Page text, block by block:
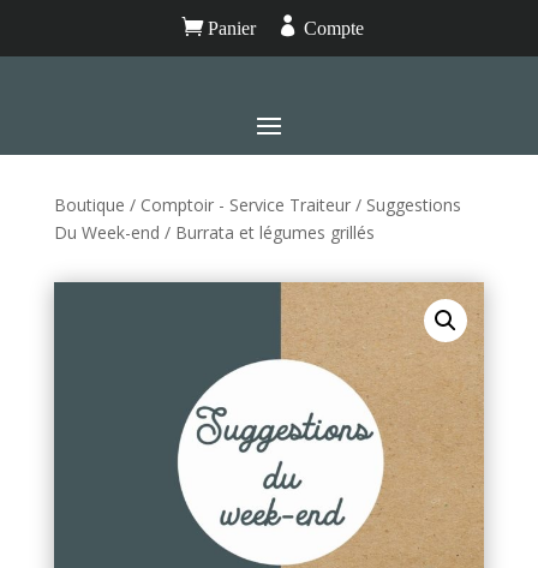
Panier  Compte
Boutique / Comptoir - Service Traiteur/ Suggestions
Du Week-end / Burrata et légumes grillés